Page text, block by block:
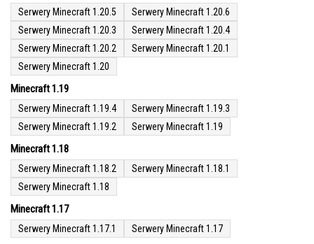
Serwery Minecraft 1.20.5
Serwery Minecraft 1.20.6
Serwery Minecraft 1.20.3
Serwery Minecraft 1.20.4
Serwery Minecraft 1.20.2
Serwery Minecraft 1.20.1
Serwery Minecraft 1.20
Minecraft 1.19
Serwery Minecraft 1.19.4
Serwery Minecraft 1.19.3
Serwery Minecraft 1.19.2
Serwery Minecraft 1.19
Minecraft 1.18
Serwery Minecraft 1.18.2
Serwery Minecraft 1.18.1
Serwery Minecraft 1.18
Minecraft 1.17
Serwery Minecraft 1.17.1 Serwery Minecraft 1.17